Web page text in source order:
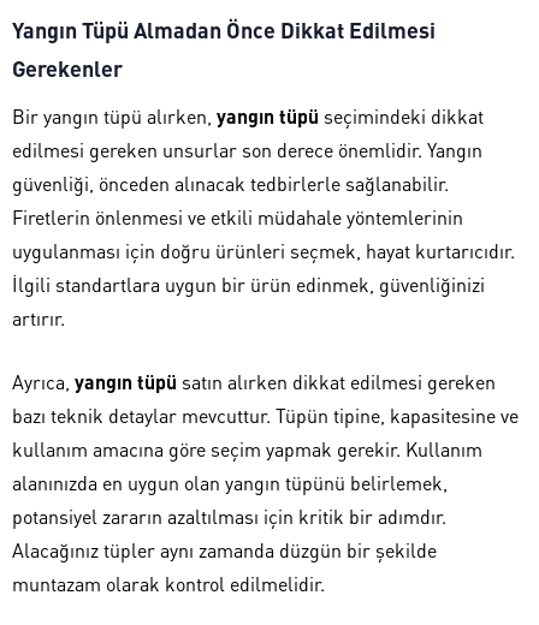
Yangın Tüpü Almadan Önce Dikkat Edilmesi
Gerekenler
Bir yangın tüpü alırken, yangın tüpü seçimindeki dikkat
edilmesi gereken unsurlar son derece önemlidir. Yangın
güvenliği, önceden alınacak tedbirlerle sağlanabilir.
Firetlerin önlenmesi ve etkili müdahale yöntemlerinin
uygulanması için doğru ürünleri seçmek, hayat kurtarıcıdır.
İlgili standartlara uygun bir ürün edinmek, güvenliğinizi
artırır.
Ayrıca, yangın tüpü satın alırken dikkat edilmesi gereken
bazı teknik detaylar mevcuttur. Tüpün tipine, kapasitesine ve
kullanım amacına göre seçim yapmak gerekir. Kullanım
alanınızda en uygun olan yangın tüpünü belirlemek,
potansiyel zararın azaltılması için kritik bir adımdır.
Alacağınız tüpler aynı zamanda düzgün bir şekilde
muntazam olarak kontrol edilmelidir.